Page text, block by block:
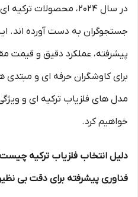
در سال 2024، محصولات
جستجوگران به دست آورده اند.
پیشرفته، عملکرد دقیق و قیمت
برای کاوشگران حرفه ای و مبتدی
مدل های فلزیاب ترکیه ای و
خواهیم کرد.
دلیل انتخاب فلزیاب ترکیه
فناوری پیشرفته برای دقت بی نظیر